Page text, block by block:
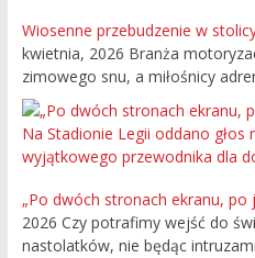
Wiosenne przebudzenie w
kwietnia, 2026 Branża
zimowego snu, a miłośnicy
„Po dwóch stronach ekranu,
2026 Czy potrafimy wejść do
nastolatków, nie będąc